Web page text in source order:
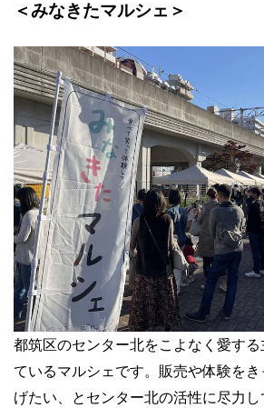
＜みなきたマルシェ＞
都筑区のセンター北をこよなく愛す
ているマルシェです。販売や体験を
げたい、とセンター北の活性に尽力